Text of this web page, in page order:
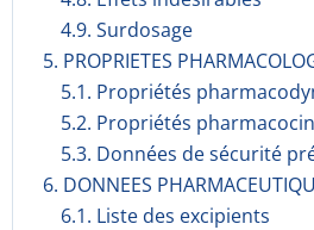
4.9. Surdosage
5. PROPRIETES
5.1. Propriétés
5.2. Propriétés
5.3. Données de sécurité
6. DONNEES
6.1. Liste des excipients